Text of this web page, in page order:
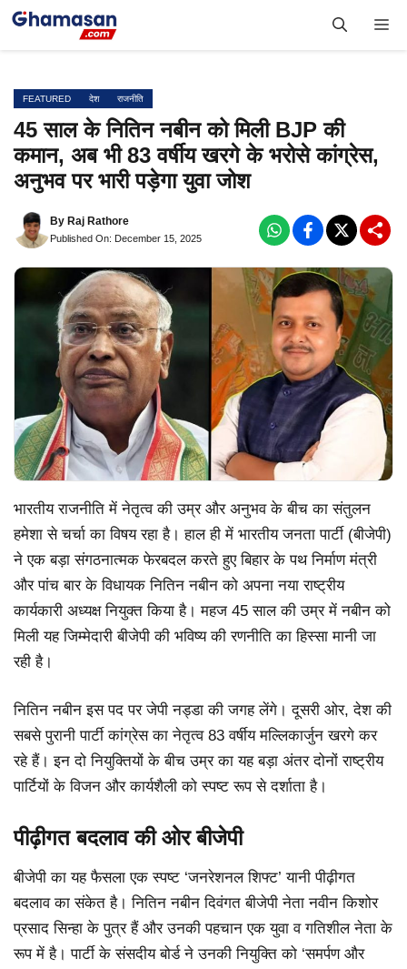
Skip
FEATURED देश राजनीति
45 साल के नितिन नबीन को मिली BJP की
कमान, अब भी 83 वर्षीय खरगे के भरोसे कांग्रेस,
अनुभव पर भारी पड़ेगा युवा जोश
By Raj Rathore
Published On: December 15, 2025
भारतीय राजनीति में नेतृत्व की उम्र और अनुभव के बीच का संतुलन
हमेशा से चर्चा का विषय रहा है। हाल ही में भारतीय जनता पार्टी (बीजेपी)
ने एक बड़ा संगठनात्मक फेरबदल करते हुए बिहार के पथ निर्माण मंत्री
और पांच बार के विधायक नितिन नबीन को अपना नया राष्ट्रीय
कार्यकारी अध्यक्ष नियुक्त किया है। महज 45 साल की उम्र में नबीन को
मिली यह जिम्मेदारी बीजेपी की भविष्य की रणनीति का हिस्सा मानी जा
रही है।
नितिन नबीन इस पद पर जेपी नड्डा की जगह लेंगे। दूसरी ओर, देश की
सबसे पुरानी पार्टी कांग्रेस का नेतृत्व 83 वर्षीय मल्लिकार्जुन खरगे कर
रहे हैं। इन दो नियुक्तियों के बीच उम्र का यह बड़ा अंतर दोनों राष्ट्रीय
पार्टियों के विजन और कार्यशैली को स्पष्ट रूप से दर्शाता है।
पीढ़ीगत बदलाव की ओर बीजेपी
बीजेपी का यह फैसला एक स्पष्ट ‘जनरेशनल शिफ्ट’ यानी पीढ़ीगत
बदलाव का संकेत है। नितिन नबीन दिवंगत बीजेपी नेता नवीन किशोर
प्रसाद सिन्हा के पुत्र हैं और उनकी पहचान एक युवा व गतिशील नेता के
रूप में है। पार्टी के संसदीय बोर्ड ने उनकी नियुक्ति को ‘समर्पण और